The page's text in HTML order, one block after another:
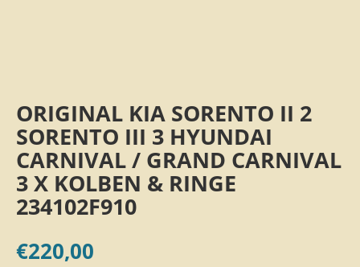
ORIGINAL KIA SORENTO II 2
SORENTO III 3 HYUNDAI
CARNIVAL / GRAND CARNIVAL
3 X KOLBEN & RINGE
234102F910
€220,00